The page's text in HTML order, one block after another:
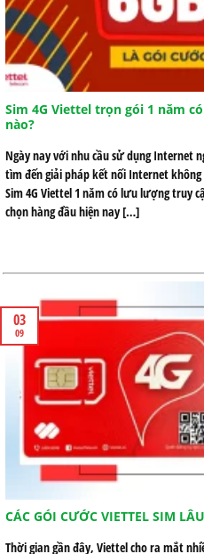
Sim 4G Viettel trọn gói 1 năm
nào?
Ngày nay với nhu cầu sử dụng Internet
tìm đến giải pháp kết nối Internet
Sim 4G Viettel 1 năm có lưu lượng truy
chọn hàng đầu hiện nay […]
CÁC GÓI CƯỚC VIETTEL SIM
Thời gian gần đây, Viettel cho ra mắt
03
09